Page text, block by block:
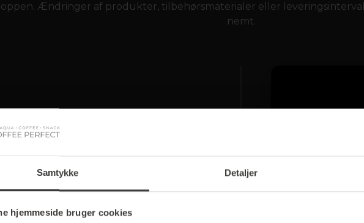
Samtykke Detaljer
hjemmeside bruger cookies
Ændringer af produkter, tilbehørsmaterialer eller
nemt.
via det personlige registreringslink, som
via e-mail. Efter indtastning af dit
opretter du en adgangskode,
databeskyttelsesbestemmelserne og
med få klik.
01